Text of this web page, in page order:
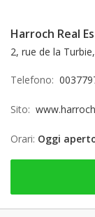
Harroch Real
2, rue de la
Telefono:
Sito:
Orari: Oggi
giovedì:
venerdì: